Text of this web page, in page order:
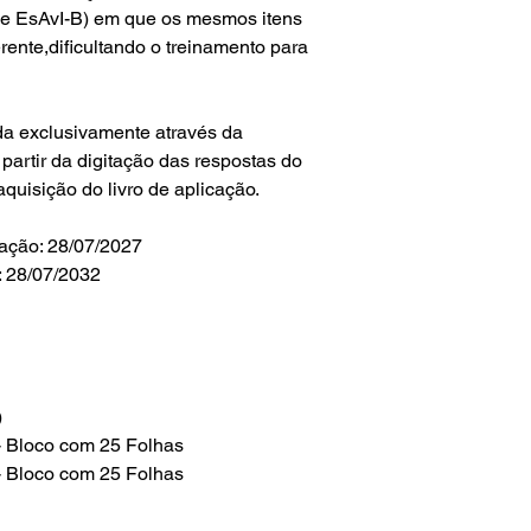
EsAvI-B) em que os mesmos itens
o treinamento para
exclusivamente através da
da digitação das respostas do
do livro de aplicação.
28/07/2027
28/07/2032
com 25 Folhas
com 25 Folhas